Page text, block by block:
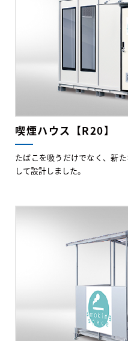
喫煙ハウス【R20】
たばこを吸うだけでなく、新
して設計しました。